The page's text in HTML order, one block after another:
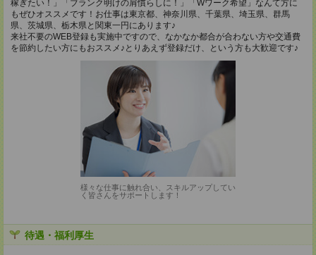
稼ぎたい！」「ブランク明けの肩慣らしに！」「Wワーク希望」なんて方に
もぜひオススメです！お仕事は東京都、神奈川県、千葉県、埼玉県、群馬
県、茨城県、栃木県と関東一円にあります♪
来社不要のWEB登録も実施中ですので、なかなか都合が合わない方や交通費
を節約したい方にもおススメ♪とりあえず登録だけ、という方も大歓迎です♪
様々な仕事に触れ合い、スキルアップしてい
く皆さんをサポートします！
待遇・福利厚生